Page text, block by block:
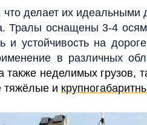
делает их идеальными
Тралы оснащены 3-4
и устойчивость на
в различных
также неделимых грузов,
тяжёлые и